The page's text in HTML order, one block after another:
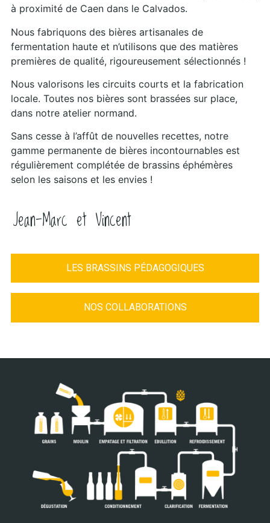
à proximité de Caen dans le Calvados.
Nous fabriquons des bières artisanales de
fermentation haute et n’utilisons que des matières
premières de qualité, rigoureusement sélectionnés !
Nous valorisons les circuits courts et la fabrication
locale. Toutes nos bières sont brassées sur place,
dans notre atelier normand.
Sans cesse à l’affût de nouvelles recettes, notre
gamme permanente de bières incontournables est
régulièrement complétée de brassins éphémères
selon les saisons et les envies !
Jean-Marc et Vincent
LES BRASSINS PÉDAGOGIQUES
NOS COLLABORATIONS